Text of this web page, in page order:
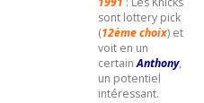
sont lottery pick
(12ème choix) et
voit en un
certainAnthony,
un potentiel
intéressant.